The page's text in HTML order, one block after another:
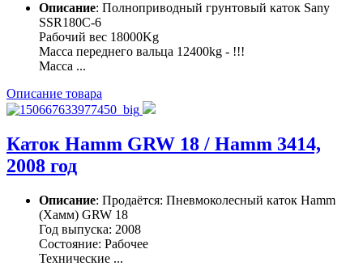
Описание: Полноприводный грунтовый каток Sany
SSR180C-6
Рабочий вес 18000Kg
Масса переднего вальца 12400kg - !!!
Масса ...
Описание товара
Каток Hamm GRW 18 / Hamm 3414,
2008 год
Описание: Продаётся: Пневмоколесный каток Hamm
(Хамм) GRW 18
Год выпуска: 2008
Состояние: Рабочее
Технические ...